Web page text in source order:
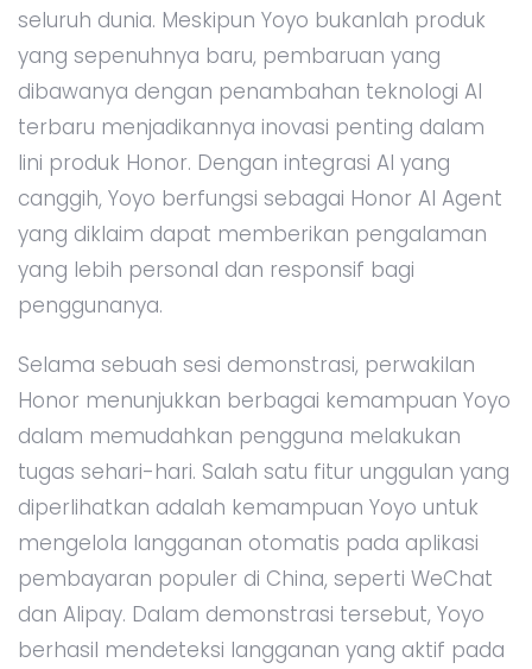
seluruh dunia. Meskipun Yoyo bukanlah produk
yang sepenuhnya baru, pembaruan yang
dibawanya dengan penambahan teknologi AI
terbaru menjadikannya inovasi penting dalam
lini produk Honor. Dengan integrasi AI yang
canggih, Yoyo berfungsi sebagai Honor AI Agent
yang diklaim dapat memberikan pengalaman
yang lebih personal dan responsif bagi
penggunanya.
Selama sebuah sesi demonstrasi, perwakilan
Honor menunjukkan berbagai kemampuan Yoyo
dalam memudahkan pengguna melakukan
tugas sehari-hari. Salah satu fitur unggulan yang
diperlihatkan adalah kemampuan Yoyo untuk
mengelola langganan otomatis pada aplikasi
pembayaran populer di China, seperti WeChat
dan Alipay. Dalam demonstrasi tersebut, Yoyo
berhasil mendeteksi langganan yang aktif pada